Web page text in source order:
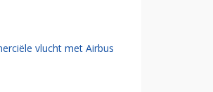
vlucht met Airbus